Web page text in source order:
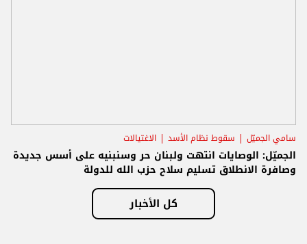
سامي الجميّل سقوط نظام الأسد الاغتيالات
الجميّل: الوصايات انتهت ولبنان حر وسنبنيه على أسس جديدة
وصافرة الانطلاق تسليم سلاح حزب الله للدولة
كل الأخبار